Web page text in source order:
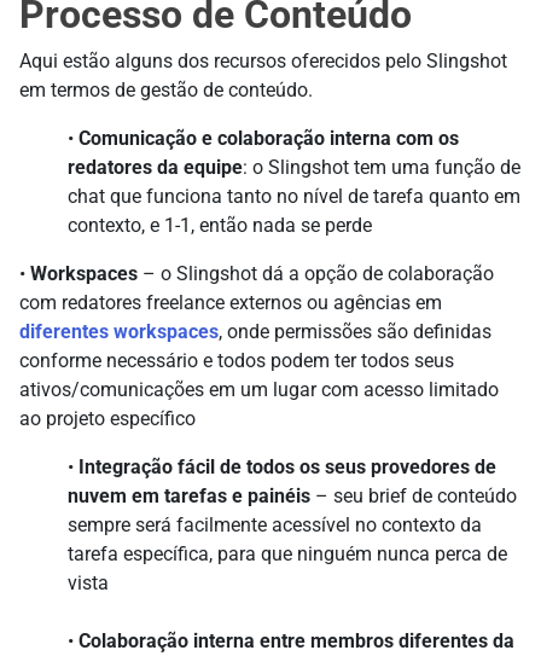
Processo de Conteúdo
Aqui estão alguns dos recursos oferecidos pelo Slingshot
em termos de gestão de conteúdo.
• Comunicação e colaboração interna com os
redatores da equipe: o Slingshot tem uma função de
chat que funciona tanto no nível de tarefa quanto em
contexto, e 1-1, então nada se perde
• Workspaces – o Slingshot dá a opção de colaboração
com redatores freelance externos ou agências em
diferentes workspaces, onde permissões são definidas
conforme necessário e todos podem ter todos seus
ativos/comunicações em um lugar com acesso limitado
ao projeto específico
• Integração fácil de todos os seus provedores de
nuvem em tarefas e painéis – seu brief de conteúdo
sempre será facilmente acessível no contexto da
tarefa específica, para que ninguém nunca perca de
vista
• Colaboração interna entre membros diferentes da